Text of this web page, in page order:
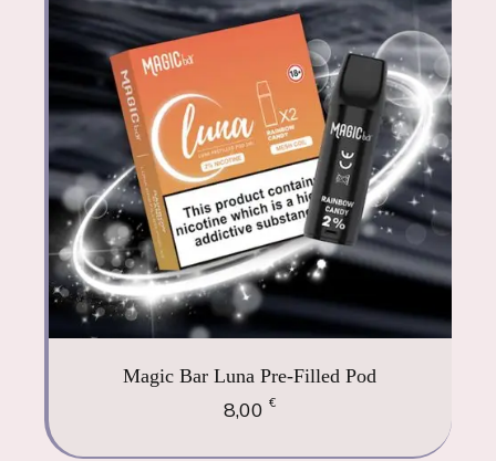
Magic Bar Luna Pre-Filled Pod
8,00€